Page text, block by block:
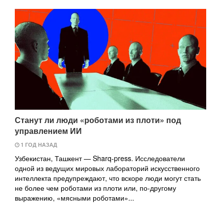
Станут ли люди «роботами из плоти» под
управлением ИИ
1 ГОД НАЗАД
Узбекистан, Ташкент — Sharq-press. Исследователи
одной из ведущих мировых лабораторий искусственного
интеллекта предупреждают, что вскоре люди могут стать
не более чем роботами из плоти или, по-другому
выражению, «мясными роботами»...